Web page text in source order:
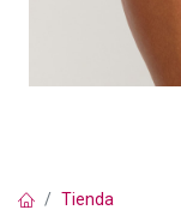
Tienda